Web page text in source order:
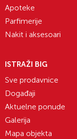
Apoteke
Parfimerije
Nakit i aksesoari
ISTRAŽI BIG
Sve prodavnice
Događaji
Aktuelne ponude
Galerija
Mapa objekta